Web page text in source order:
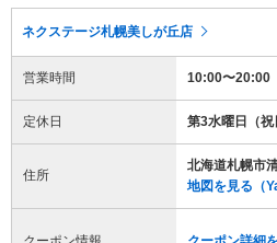
ネクステージ札幌美しが丘店
営業時間 10:00〜20:00
定休日 第3水曜日（祝
住所
北海道札幌市
地図を見る（